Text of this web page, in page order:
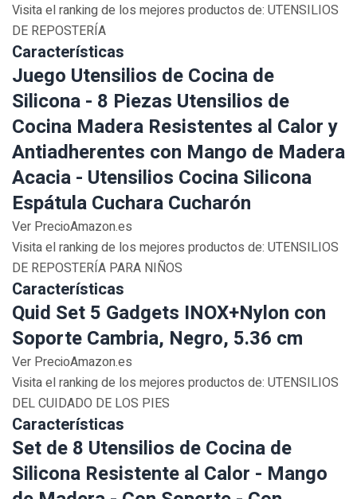
Visita el ranking de los mejores productos de: UTENSILIOS
DE REPOSTERÍA
Características
Juego Utensilios de Cocina de
Silicona - 8 Piezas Utensilios de
Cocina Madera Resistentes al Calor y
Antiadherentes con Mango de Madera
Acacia - Utensilios Cocina Silicona
Espátula Cuchara Cucharón
Ver PrecioAmazon.es
Visita el ranking de los mejores productos de: UTENSILIOS
DE REPOSTERÍA PARA NIÑOS
Características
Quid Set 5 Gadgets INOX+Nylon con
Soporte Cambria, Negro, 5.36 cm
Ver PrecioAmazon.es
Visita el ranking de los mejores productos de: UTENSILIOS
DEL CUIDADO DE LOS PIES
Características
Set de 8 Utensilios de Cocina de
Silicona Resistente al Calor - Mango